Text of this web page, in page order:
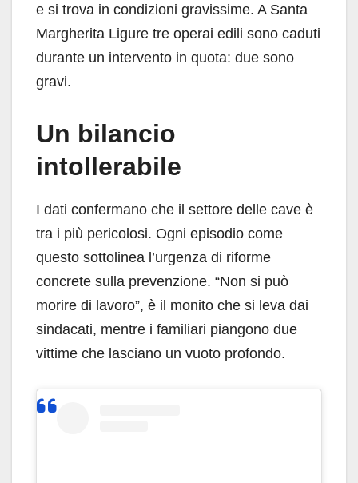
e si trova in condizioni gravissime. A Santa
Margherita Ligure tre operai edili sono caduti
durante un intervento in quota: due sono
gravi.
Un bilancio
intollerabile
I dati confermano che il settore delle cave è
tra i più pericolosi. Ogni episodio come
questo sottolinea l’urgenza di riforme
concrete sulla prevenzione. “Non si può
morire di lavoro”, è il monito che si leva dai
sindacati, mentre i familiari piangono due
vittime che lasciano un vuoto profondo.